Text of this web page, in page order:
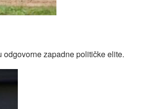
zapadne političke elite.